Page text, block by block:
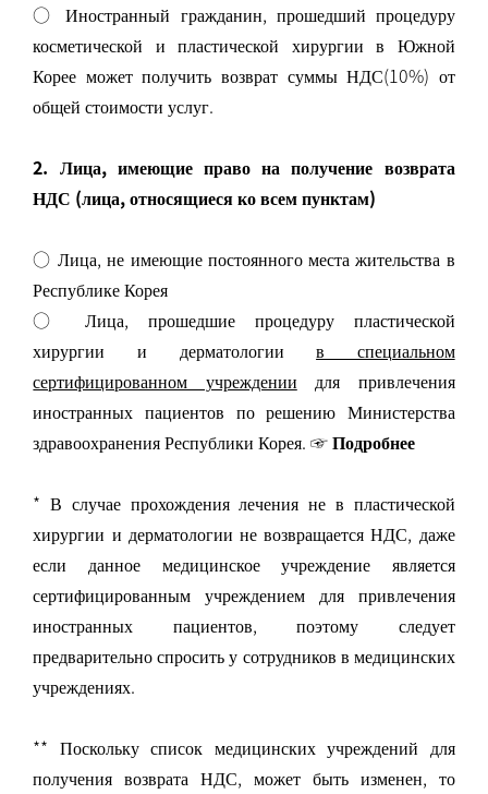
○ Иностранный гражданин, прошедший процедуру
косметической и пластической хирургии в Южной
Корее может получить возврат суммы НДС(10%) от
общей стоимости услуг.
2. Лица, имеющие право на получение возврата
НДС (лица, относящиеся ко всем пунктам)
○ Лица, не имеющие постоянного места жительства в
Республике Корея
○ Лица, прошедшие процедуру пластической
хирургии и дерматологиив специальном
сертифицированном учреждении для привлечения
иностранных пациентов по решению Министерства
здравоохранения Республики Корея. ☞ Подробнее
* В случае прохождения лечения не в пластической
хирургии и дерматологии не возвращается НДС, даже
если данное медицинское учреждение является
сертифицированным учреждением для привлечения
иностранных пациентов, поэтому следует
предварительно спросить у сотрудников в медицинских
учреждениях.
** Поскольку список медицинских учреждений для
получения возврата НДС, может быть изменен, то